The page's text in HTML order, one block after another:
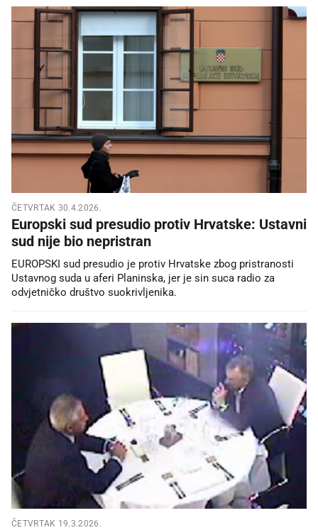
ČETVRTAK 30.4.2026.
Europski sud presudio protiv Hrvatske: Ustavni
sud nije bio nepristran
EUROPSKI sud presudio je protiv Hrvatske zbog pristranosti
Ustavnog suda u aferi Planinska, jer je sin suca radio za
odvjetničko društvo suokrivljenika.
ČETVRTAK 19.3.2026.